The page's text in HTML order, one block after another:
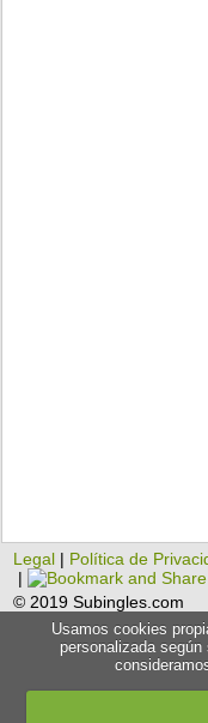
Legal | Política de
|
© 2019 Subingles.com
Usamos cookies
personalizada